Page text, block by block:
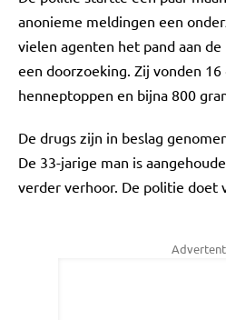
anonieme meldingen een
vielen agenten het pand aan
een doorzoeking. Zij vonden 16
henneptoppen en bijna 800
De drugs zijn in beslag
De 33-jarige man is
verder verhoor. De politie doet